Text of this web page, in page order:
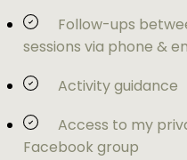
Follow-ups
sessions via phone &
Activity guidance
Access to my
Facebook group